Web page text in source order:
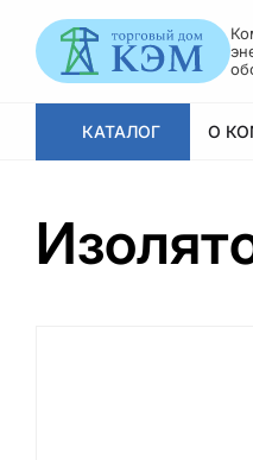
КАТАЛОГ О